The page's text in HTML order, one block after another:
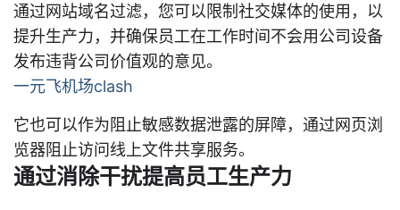
通过网站域名过滤，您可以限制社交媒体的使用，以
提升生产力，并确保员工在工作时间不会用公司设备
发布违背公司价值观的意见。
一元飞机场clash
它也可以作为阻止敏感数据泄露的屏障，通过网页浏
览器阻止访问线上文件共享服务。
通过消除干扰提高员工生产力